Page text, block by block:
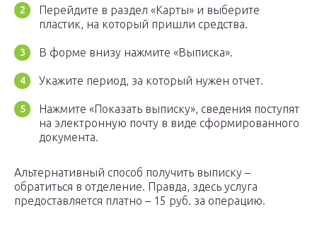
Перейдите в раздел «Карты» и выберите
пластик, на который пришли средства.
В форме внизу нажмите «Выписка».
Укажите период, за который нужен отчет.
Нажмите «Показать выписку», сведения поступят
на электронную почту в виде сформированного
документа.
Альтернативный способ получить выписку –
обратиться в отделение. Правда, здесь услуга
предоставляется платно – 15 руб. за операцию.